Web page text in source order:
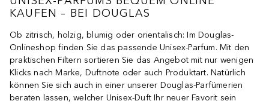
KAUFEN – BEI DOUGLAS
Ob zitrisch, holzig, blumig oder orientalisch: Im Douglas-
Onlineshop finden Sie das passende Unisex-Parfum. Mit den
praktischen Filtern sortieren Sie das Angebot mit nur wenigen
Klicks nach Marke, Duftnote oder auch Produktart. Natürlich
können Sie sich auch in einer unserer Douglas-Parfümerien
beraten lassen, welcher Unisex-Duft Ihr neuer Favorit sein